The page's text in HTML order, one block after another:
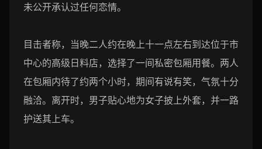
未公开承认过任何恋情。
目击者称，当晚二人约在晚上十一点左右到达位于市
中心的高级日料店，选择了一间私密包厢用餐。两人
在包厢内待了约两个小时，期间有说有笑，气氛十分
融洽。离开时，男子贴心地为女子披上外套，并一路
护送其上车。